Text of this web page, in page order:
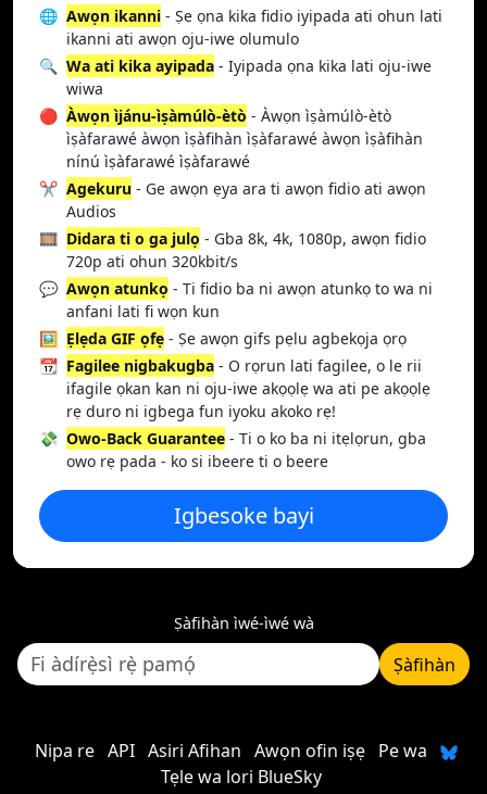
🌐 Awọn ikanni - Ṣe ọna kika fidio iyipada ati ohun lati
ikanni ati awọn oju-iwe olumulo
🔍 Wa ati kika ayipada - Iyipada ọna kika lati oju-iwe
wiwa
🔴 Àwọn ìjánu-ìṣàmúlò-ètò - Àwọn ìṣàmúlò-ètò
ìṣàfarawé àwọn ìṣàfihàn ìṣàfarawé àwọn ìṣàfihàn
nínú ìṣàfarawé ìṣàfarawé
✂️ Agekuru - Ge awọn ẹya ara ti awọn fidio ati awọn
Audios
🎞️ Didara ti o ga julọ - Gba 8k, 4k, 1080p, awọn fidio
720p ati ohun 320kbit/s
💬 Awọn atunkọ - Ti fidio ba ni awọn atunkọ to wa ni
anfani lati fi wọn kun
🖼️ Ẹlẹda GIF ọfẹ - Ṣe awọn gifs pẹlu agbekọja ọrọ
📆 Fagilee nigbakugba - O rọrun lati fagilee, o le rii
ifagile ọkan kan ni oju-iwe akọọlẹ wa ati pe akọọlẹ
rẹ duro ni igbega fun iyoku akoko rẹ!
💸 Owo-Back Guarantee - Ti o ko ba ni itẹlọrun, gba
owo rẹ pada - ko si ibeere ti o beere
Igbesoke bayi
Ṣàfihàn ìwé-ìwé wà
Ṣàfihàn
Nipa re API Asiri Afihan Awọn ofin iṣẹ
Pe wa
Tẹle wa lori BlueSky